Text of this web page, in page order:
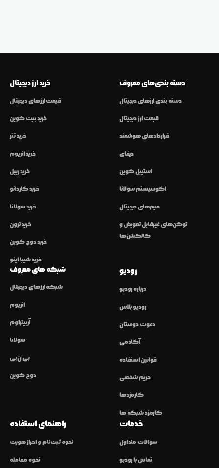
خرید ارز دیجیتال
قیمت ارزهای دیجیتال
خرید بیت کوین
خرید تتر
خرید اتریوم
خرید ریپل
خرید کاردانو
خرید سولانا
خرید ترون
خرید دوج کوین
خرید شیبا اینو
دسته بندی‌های معروف
دسته بندی ارزهای دیجیتال
قیمت ارز دیجیتال
قراردادهای هوشمند
دیفای
استیبل کوین
اکوسیستم سولانا
میم‌های دیجیتال
توکن‌های غیرقابل تعویض و
کالکشن‌ها
شبکه های معروف
شبکه ارزهای دیجیتال
اتریوم
آربیتراوم
سولانا
بی‌ان‌بی
دوج کوین
رودیو
درباره رودیو
رودیو پلاس
دعوت دوستان
آکادمی
قوانین استفاده
حریم شخصی
کارمزدها
کارمزد شبکه ها
راهنمای استفاده
نحوه ثبت‌نام و احراز هویت
نحوه معامله
خدمات
سوالات متداول
تماس با رودیو